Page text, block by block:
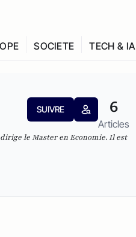
SOCIETE TECH & IA
SUIVRE 6
Articles
le Master en Economie. Il est